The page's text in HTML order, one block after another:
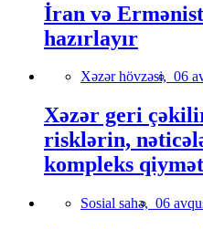
İran və
hazırlayır
Xəzər hövzəsi, 06
Xəzər geri
risklərin,
kompleks
Sosial sahə, 06